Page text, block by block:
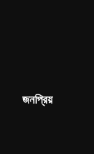
জনপ্রিয়